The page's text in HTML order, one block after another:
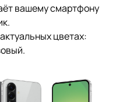
вашему смартфону
цветах: